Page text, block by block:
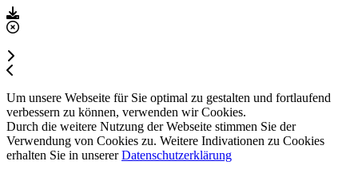
Um unsere Webseite für Sie optimal zu gestalten und fortlaufend
verbessern zu können, verwenden wir Cookies.
Durch die weitere Nutzung der Webseite stimmen Sie der
Verwendung von Cookies zu. Weitere Indivationen zu Cookies
erhalten Sie in unsererDatenschutzerklärung